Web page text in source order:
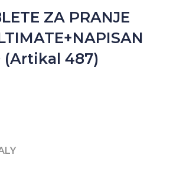
ZA PRANJE
(Artikal 487)